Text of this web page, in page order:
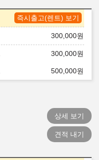
즉시출고(렌트) 보기
300,000원
300,000원
500,000원
상세 보기
견적 내기